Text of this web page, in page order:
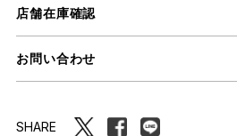
店舗在庫確認
お問い合わせ
SHARE